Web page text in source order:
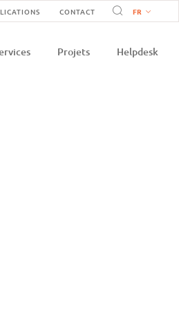
CONTACT
Projets Helpdesk